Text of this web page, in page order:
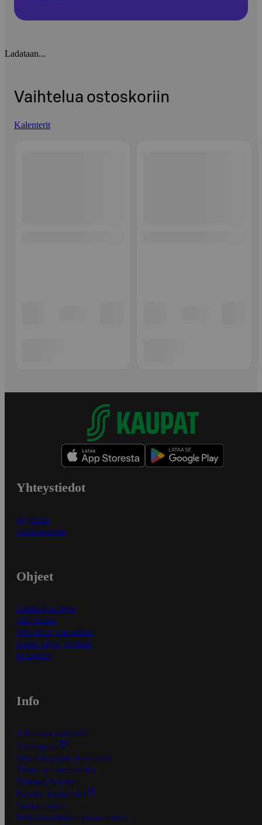
Ladataan...
Vaihtelua ostoskoriin
Kalenterit
Yhteystiedot
Myymälät
Asiakaspalvelu
Ohjeet
Ensitilaajan ohjeet
Näin maksat
Näin tilaat ja muokkaat
Kaikki ohjeet ja vinkit
In English
Info
S-Business yrityksille
Oiva-raportit
Osuuskauppojen yhteystiedot
Tilaus- ja toimitusehdot
Tietosuojakäytäntö
Palvelun käyttöehdot
Saavutettavuus
Mobiilisovelluksen saavutettavuus